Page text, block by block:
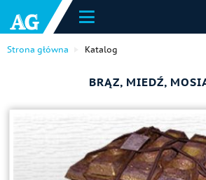
Strona główna Katalog
BRĄZ, MIEDŹ,